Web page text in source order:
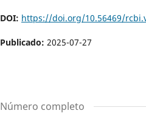
DOI: https://doi.org/10.56469/
Publicado: 2025-07-27
Número completo